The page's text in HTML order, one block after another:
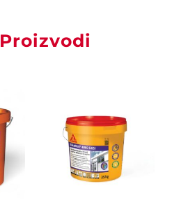
Proizvodi